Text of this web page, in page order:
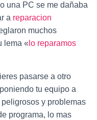
una PC se me dañaba
a reparacion
muchos
lema « lo reparamos
pasarse a otro
tu equipo a
y problemas
programa, lo mas